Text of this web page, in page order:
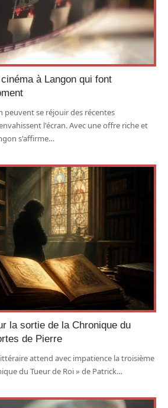
à Langon qui font
peuvent se réjouir des récentes
l'écran. Avec une offre riche et
s'affirme…
la sortie de la Chronique du
de Pierre
attend avec impatience la troisième
du Tueur de Roi » de Patrick…